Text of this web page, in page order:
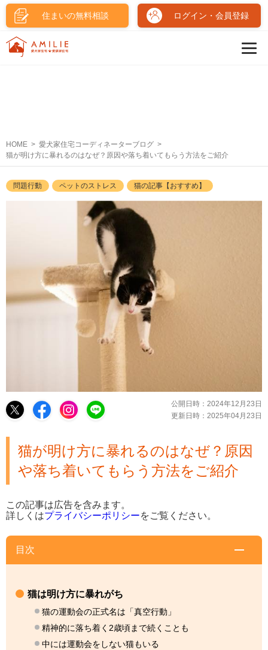
住まいの無料相談 ログイン・会員登録
HOME
愛犬家住宅コーディネーターブログ
猫が明け方に暴れるのはなぜ？原因や落ち着いてもらう方法をご紹介
問題行動 ペットのストレス 猫の記事【おすすめ】
公開日時： 2024年12月23日
更新日時： 2025年04月23日
猫が明け方に暴れるのはなぜ？原因
や落ち着いてもらう方法をご紹介
この記事は広告を含みます。
詳しくはプライバシーポリシーをご覧ください。
目次
猫は明け方に暴れがち
猫の運動会の正式名は「真空行動」
精神的に落ち着く2歳頃まで続くことも
中には運動会をしない猫もいる